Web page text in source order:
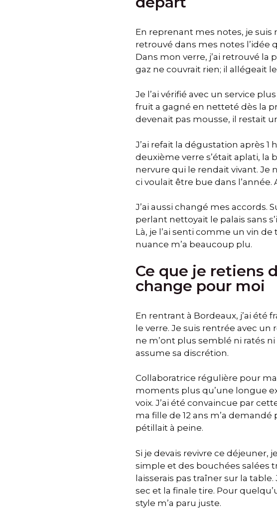
En reprenant mes notes, je suis
retrouvé dans mes notes l’idée
Dans mon verre, j’ai retrouvé
gaz ne couvrait rien; il allégeait
Je l’ai vérifié avec un service
fruit a gagné en netteté dès la
devenait pas mousse, il restait
J’ai refait la dégustation après 1
deuxième verre s’était aplati,
nervure qui le rendait vivant. Je
ci voulait être bue dans l’année.
J’ai aussi changé mes accords.
perlant nettoyait le palais sans
Là, je l’ai senti comme un vin
nuance m’a beaucoup plu.
Ce que je retiens
change pour moi
En rentrant à Bordeaux, j’ai été
le verre. Je suis rentrée avec un
ne m’ont plus semblé ni ratés
assume sa discrétion.
Collaboratrice régulière pour
moments plus qu’une longue
voix. J’ai été convaincue par
ma fille de 12 ans m’a
pétillait à peine.
Si je devais revivre ce déjeuner,
simple et des bouchées salées
laisserais pas traîner sur la
sec et la finale tire. Pour
style m’a paru juste.